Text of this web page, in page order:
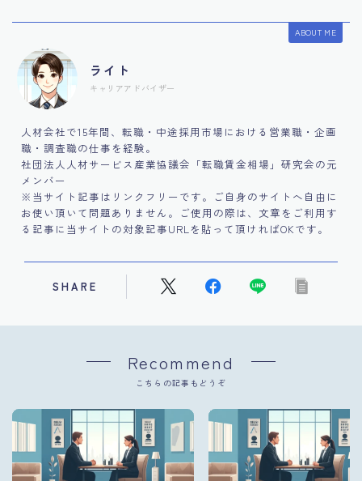
ABOUT ME
ライト
キャリアアドバイザー
人材会社で15年間、転職・中途採用市場における営業職・企画
職・調査職の仕事を経験。
社団法人人材サービス産業協議会「転職賃金相場」研究会の元
メンバー
※当サイト記事はリンクフリーです。ご自身のサイトへ自由に
お使い頂いて問題ありません。ご使用の際は、文章をご利用す
る記事に当サイトの対象記事URLを貼って頂ければOKです。
SHARE
Recommend
こちらの記事もどうぞ